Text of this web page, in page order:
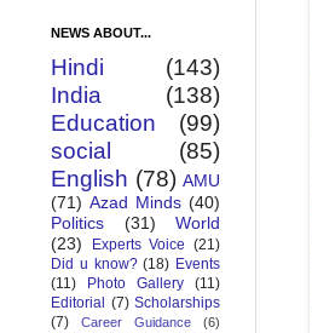
NEWS ABOUT...
Hindi
(143)
India
(138)
Education
(99)
social
(85)
English (78) AMU
(71) Azad Minds (40)
Politics
(31)
World
(23)
Experts Voice (21)
Did u know? (18) Events
(11)
Photo Gallery
(11)
Editorial (7) Scholarships
(7)
Career Guidance
(6)